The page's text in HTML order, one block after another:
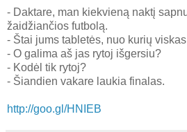
- Daktare, man kiekvieną naktį
žaidžiančios futbolą.
- Štai jums tabletės, nuo kurių
- O galima aš jas rytoj išgersiu?
- Kodėl tik rytoj?
- Šiandien vakare laukia finalas.
http://goo.gl/HNIEB